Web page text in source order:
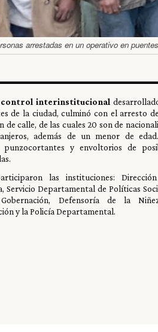
arrestadas en un operativo en
interinstitucional
de la ciudad, culminó con el arresto
de calle, de las cuales 20 son de
además de un menor de
punzocortantes y envoltorios de
las instituciones:
Servicio Departamental de Políticas
Defensoría de la
y la Policía Departamental.